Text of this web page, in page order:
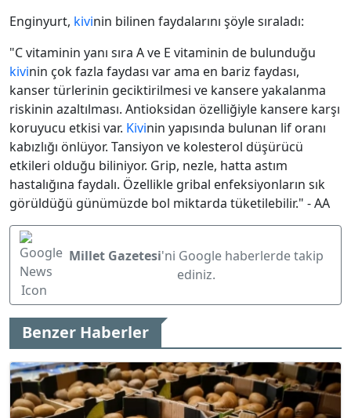
Enginyurt, kivinin bilinen faydalarını şöyle sıraladı:
"C vitaminin yanı sıra A ve E vitaminin de bulunduğu
kivinin çok fazla faydası var ama en bariz faydası,
kanser türlerinin geciktirilmesi ve kansere yakalanma
riskinin azaltılması. Antioksidan özelliğiyle kansere karşı
koruyucu etkisi var. Kivinin yapısında bulunan lif oranı
kabızlığı önlüyor. Tansiyon ve kolesterol düşürücü
etkileri olduğu biliniyor. Grip, nezle, hatta astım
hastalığına faydalı. Özellikle gribal enfeksiyonların sık
görüldüğü günümüzde bol miktarda tüketilebilir." - AA
Millet Gazetesi'ni Google haberlerde takip
ediniz.
Benzer Haberler